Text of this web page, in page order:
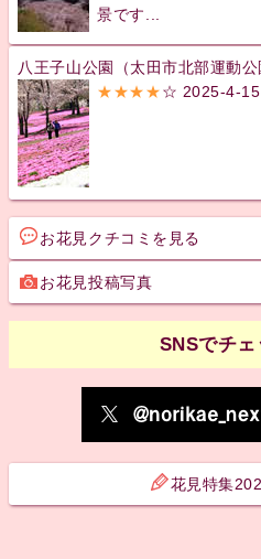
景です...
八王子山公園（太田市北部運動公
★★★★☆ 2025-4-15
お花見クチコミを見る
お花見投稿写真
SNSでチ
花見特集